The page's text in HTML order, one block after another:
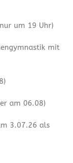
um 19 Uhr)
mit
am 06.08)
3.07.26 als